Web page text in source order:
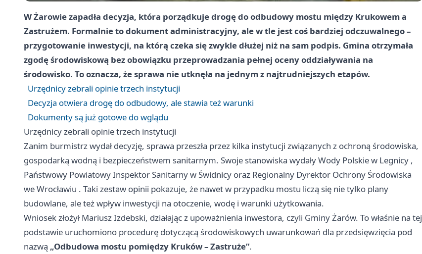
W Żarowie zapadła decyzja, która porządkuje drogę do odbudowy mostu między Krukowem a
Zastrużem. Formalnie to dokument administracyjny, ale w tle jest coś bardziej odczuwalnego –
przygotowanie inwestycji, na którą czeka się zwykle dłużej niż na sam podpis. Gmina otrzymała
zgodę środowiskową bez obowiązku przeprowadzania pełnej oceny oddziaływania na
środowisko. To oznacza, że sprawa nie utknęła na jednym z najtrudniejszych etapów.
Urzędnicy zebrali opinie trzech instytucji
Decyzja otwiera drogę do odbudowy, ale stawia też warunki
Dokumenty są już gotowe do wglądu
Urzędnicy zebrali opinie trzech instytucji
Zanim burmistrz wydał decyzję, sprawa przeszła przez kilka instytucji związanych z ochroną środowiska,
gospodarką wodną i bezpieczeństwem sanitarnym. Swoje stanowiska wydały Wody Polskie w Legnicy ,
Państwowy Powiatowy Inspektor Sanitarny w Świdnicy oraz Regionalny Dyrektor Ochrony Środowiska
weWrocławiu . Taki zestaw opinii pokazuje, że nawet w przypadku mostu liczą się nie tylko plany
budowlane, ale też wpływ inwestycji na otoczenie, wodę i warunki użytkowania.
Wniosek złożył Mariusz Izdebski, działając z upoważnienia inwestora, czyli Gminy Żarów. To właśnie na tej
podstawie uruchomiono procedurę dotyczącą środowiskowych uwarunkowań dla przedsięwzięcia pod
nazwą „Odbudowa mostu pomiędzy Kruków – Zastruże”.